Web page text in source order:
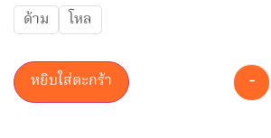
ด้าม โหล
-
หยิบใส่ตะกร้า